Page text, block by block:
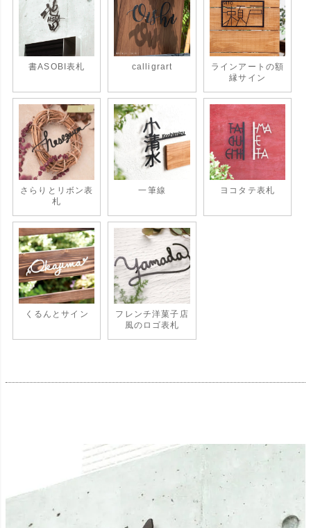
書ASOBI表札 calligrart
ラインアートの額
縁サイン
さらりとリボン表
札
一筆線 ヨコタテ表札
くるんとサイン
フレンチ洋菓子店
風のロゴ表札